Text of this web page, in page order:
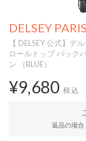
DELSEY PARIS
【 DELSEY 公式】デ
ロールトップ バック
ン （BLUE）
¥9,680 税込
返品の場合